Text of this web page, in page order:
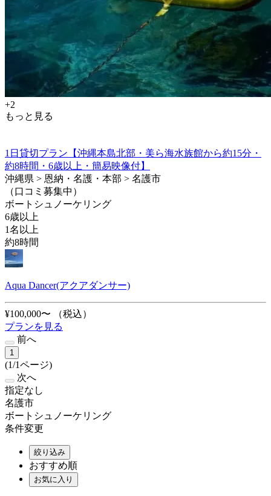
+2
もっと見る
1日貸切プラン【沖縄本島北部・美ら海水族館から約15分・
約8時間・6歳以上・簡易映像付】
沖縄県 > 恩納・名護・本部 > 名護市
（口コミ募集中）
ボートシュノーケリング
6歳以上
1名以上
約8時間
Aqua Dancer(アクアダンサー)
¥100,000〜
（税込）
プランを見る
前へ
1
(1/1ページ)
次へ
指定なし
名護市
ボートシュノーケリング
条件変更
絞り込み
おすすめ順
お気に入り